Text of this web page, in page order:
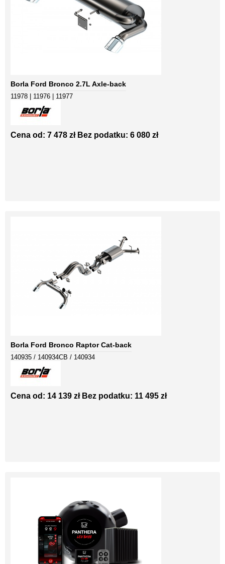
Borla Ford Bronco 2.7L Axle-back
11978 | 11976 | 11977
Cena od: 7 478 zł Bez podatku: 6 080 zł
Borla Ford Bronco Raptor Cat-back
140935 / 140934CB / 140934
Cena od: 14 139 zł Bez podatku: 11 495 zł